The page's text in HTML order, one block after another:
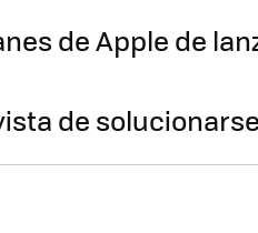
de Apple de
de